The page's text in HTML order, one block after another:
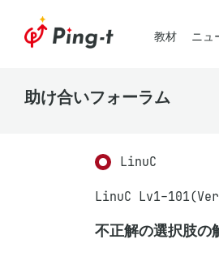
教材 ニュ
助け合いフォーラム
LinuC
LinuC Lv1-
不正解の選択肢の